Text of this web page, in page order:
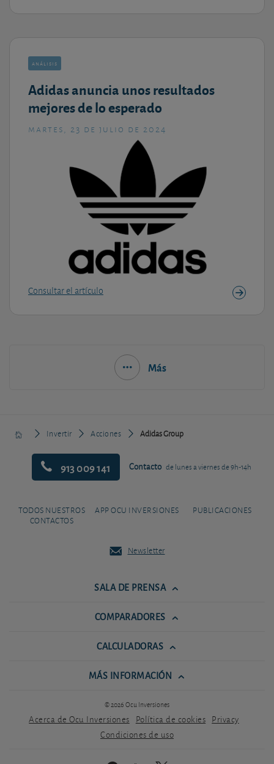
análisis
Adidas anuncia unos resultados
mejores de lo esperado
martes, 23 de julio de 2024
Consultar el artículo
Más
Invertir Acciones Adidas Group
913 009 141 Contacto de lunes a viernes de 9h-14h
TODOS NUESTROS
CONTACTOS
APP OCU INVERSIONES PUBLICACIONES
Newsletter
SALA DE PRENSA
COMPARADORES
CALCULADORAS
MÁS INFORMACIÓN
© 2026 Ocu Inversiones
Acerca de Ocu Inversiones Política de cookies Privacy
Condiciones de uso